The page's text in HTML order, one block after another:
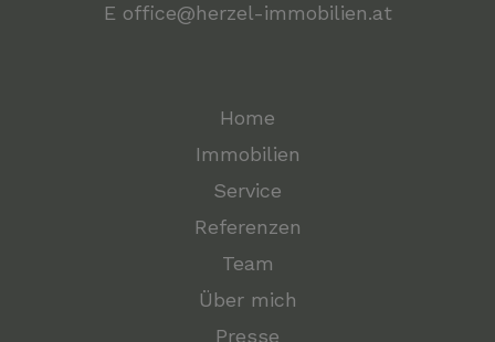
E office@herzel-immobilien.at
Home
Immobilien
Service
Referenzen
Team
Über mich
Presse